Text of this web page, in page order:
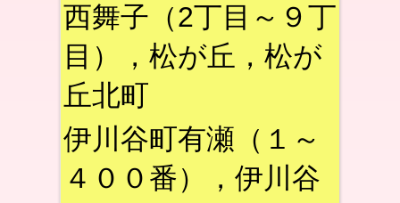
西舞子（2丁目～９丁
目），松が丘，松が
丘北町
伊川谷町有瀬（１～
４００番），伊川谷